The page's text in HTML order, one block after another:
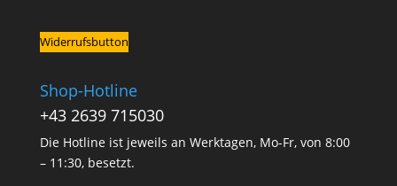
Widerrufsbutton
Shop-Hotline
+43 2639 715030
Die Hotline ist jeweils an Werktagen, Mo-Fr, von 8:00
– 11:30, besetzt.